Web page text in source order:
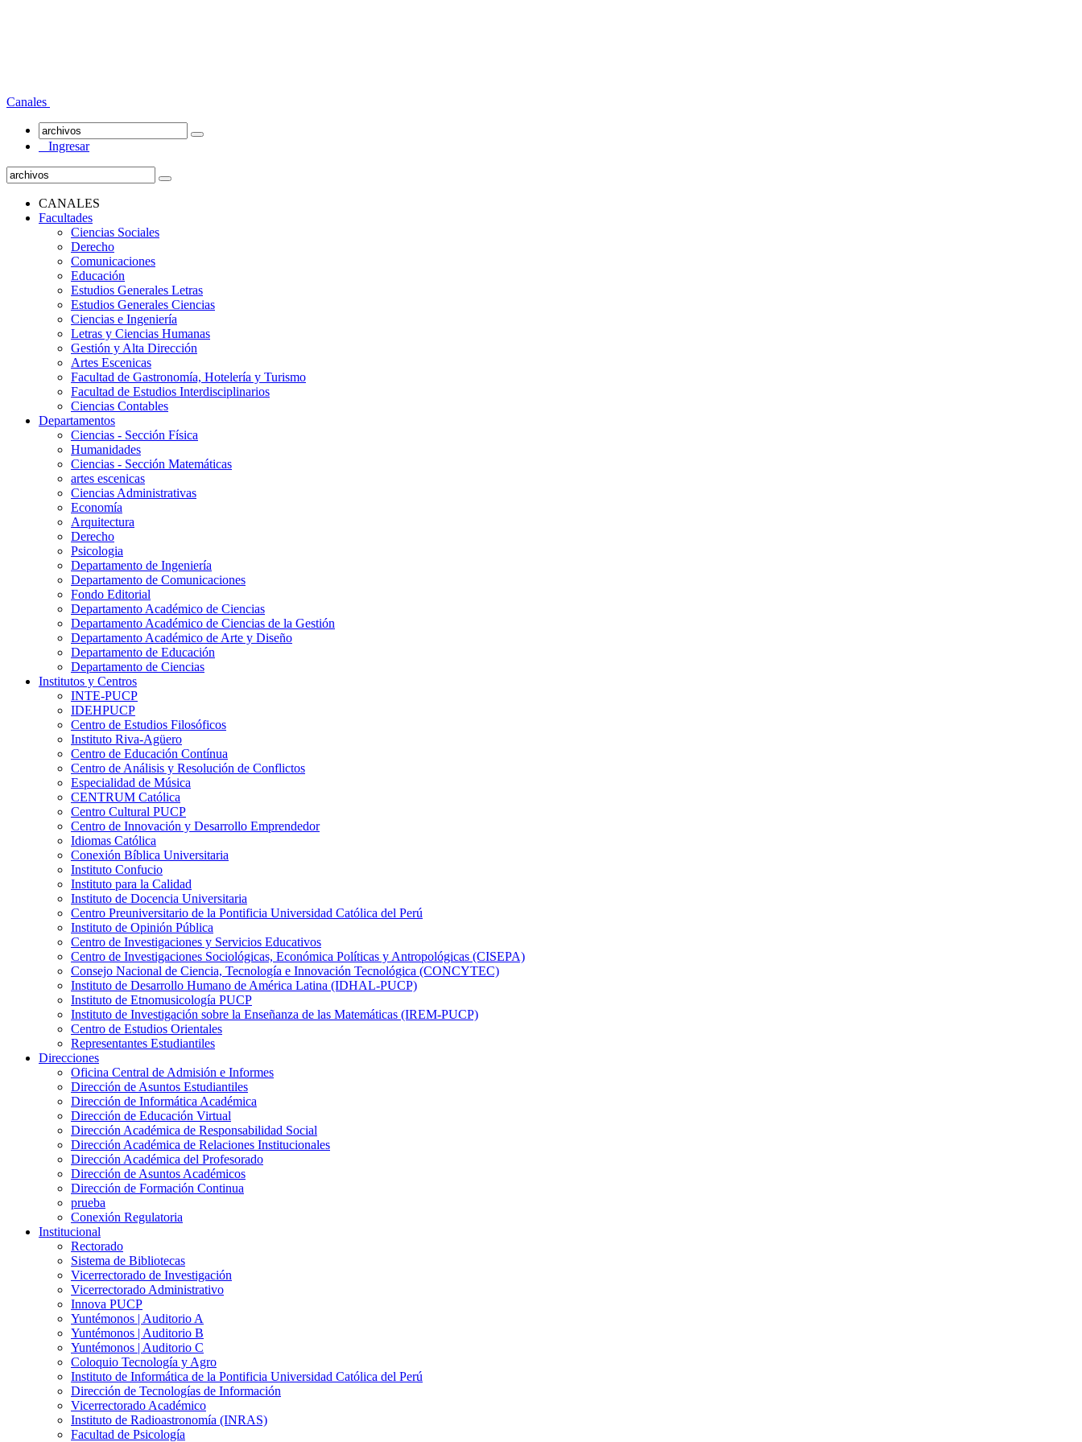
Canales
Ingresar
CANALES
Facultades
Ciencias Sociales
Derecho
Comunicaciones
Educación
Estudios Generales Letras
Estudios Generales Ciencias
Ciencias e Ingeniería
Letras y Ciencias Humanas
Gestión y Alta Dirección
Artes Escenicas
Facultad de Gastronomía, Hotelería y Turismo
Facultad de Estudios Interdisciplinarios
Ciencias Contables
Departamentos
Ciencias - Sección Física
Humanidades
Ciencias - Sección Matemáticas
artes escenicas
Ciencias Administrativas
Economía
Arquitectura
Derecho
Psicologia
Departamento de Ingeniería
Departamento de Comunicaciones
Fondo Editorial
Departamento Académico de Ciencias
Departamento Académico de Ciencias de la Gestión
Departamento Académico de Arte y Diseño
Departamento de Educación
Departamento de Ciencias
Institutos y Centros
INTE-PUCP
IDEHPUCP
Centro de Estudios Filosóficos
Instituto Riva-Agüero
Centro de Educación Contínua
Centro de Análisis y Resolución de Conflictos
Especialidad de Música
CENTRUM Católica
Centro Cultural PUCP
Centro de Innovación y Desarrollo Emprendedor
Idiomas Católica
Conexión Bíblica Universitaria
Instituto Confucio
Instituto para la Calidad
Instituto de Docencia Universitaria
Centro Preuniversitario de la Pontificia Universidad Católica del Perú
Instituto de Opinión Pública
Centro de Investigaciones y Servicios Educativos
Centro de Investigaciones Sociológicas, Económica Políticas y Antropológicas (CISEPA)
Consejo Nacional de Ciencia, Tecnología e Innovación Tecnológica (CONCYTEC)
Instituto de Desarrollo Humano de América Latina (IDHAL-PUCP)
Instituto de Etnomusicología PUCP
Instituto de Investigación sobre la Enseñanza de las Matemáticas (IREM-PUCP)
Centro de Estudios Orientales
Representantes Estudiantiles
Direcciones
Oficina Central de Admisión e Informes
Dirección de Asuntos Estudiantiles
Dirección de Informática Académica
Dirección de Educación Virtual
Dirección Académica de Responsabilidad Social
Dirección Académica de Relaciones Institucionales
Dirección Académica del Profesorado
Dirección de Asuntos Académicos
Dirección de Formación Continua
prueba
Conexión Regulatoria
Institucional
Rectorado
Sistema de Bibliotecas
Vicerrectorado de Investigación
Vicerrectorado Administrativo
Innova PUCP
Yuntémonos | Auditorio A
Yuntémonos | Auditorio B
Yuntémonos | Auditorio C
Coloquio Tecnología y Agro
Instituto de Informática de la Pontificia Universidad Católica del Perú
Dirección de Tecnologías de Información
Vicerrectorado Académico
Instituto de Radioastronomía (INRAS)
Facultad de Psicología